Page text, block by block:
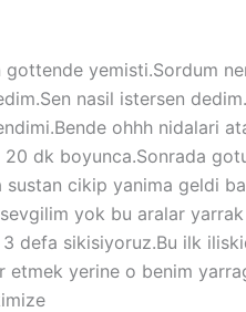
yemisti.Sordum
nasil istersen
ohhh nidalari
dk boyunca.Sonrada
cikip yanima geldi
yok bu aralar
sikisiyoruz.Bu ilk
yerine o benim